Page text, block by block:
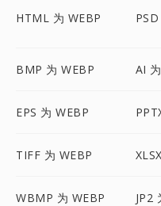
HTML 为 WEBP
BMP 为 WEBP AI
EPS 为 WEBP
TIFF 为 WEBP
WBMP 为 WEBP JP2